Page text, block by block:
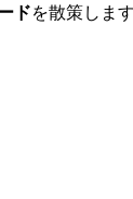
ドを散策しま